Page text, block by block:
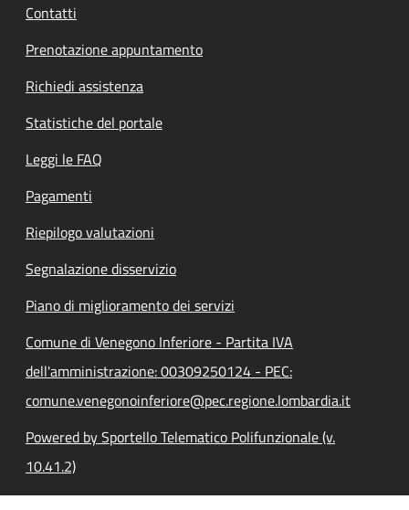
Contatti
Prenotazione appuntamento
Richiedi assistenza
Statistiche del portale
Leggi le FAQ
Pagamenti
Riepilogo valutazioni
Segnalazione disservizio
Piano di miglioramento dei servizi
Comune di Venegono Inferiore - Partita IVA
dell'amministrazione: 00309250124 - PEC:
comune.venegonoinferiore@pec.regione.lombardia.it
Powered by Sportello Telematico Polifunzionale (v.
10.41.2)